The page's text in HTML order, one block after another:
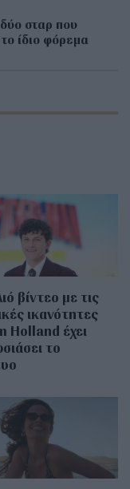
σταρ που
ίδιο φόρεμα
βίντεο με τις
ικανότητες
Holland έχει
το